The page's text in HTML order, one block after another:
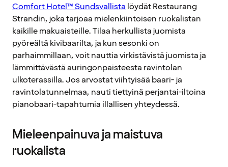
Comfort Hotel™ Sundsvallista löydät Restaurang
Strandin, joka tarjoaa mielenkiintoisen ruokalistan
kaikille makuaisteille. Tilaa herkullista juomista
pyöreältä kivibaarilta, ja kun sesonki on
parhaimmillaan, voit nauttia virkistävistä juomista ja
lämmittävästä auringonpaisteesta ravintolan
ulkoterassilla. Jos arvostat viihtyisää baari- ja
ravintolatunnelmaa, nauti tiettyinä perjantai-iltoina
pianobaari-tapahtumia illallisen yhteydessä.
Mieleenpainuva ja maistuva
ruokalista